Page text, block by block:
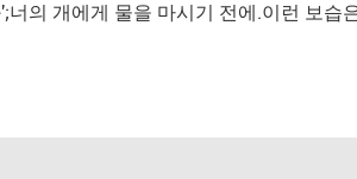
너의 개에게 물을 마시기 전에.이런 보